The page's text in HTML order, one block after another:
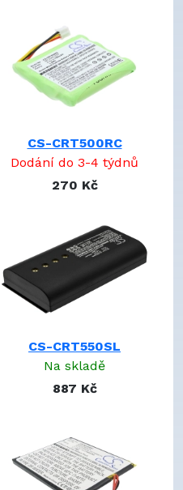
CS-CRT500RC
Dodání do 3-4 týdnů
270 Kč
CS-CRT550SL
Na skladě
887 Kč